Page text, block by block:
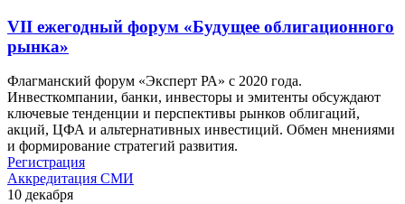
VII ежегодный форум «Будущее облигационного
рынка»
Флагманский форум «Эксперт РА» с 2020 года.
Инвесткомпании, банки, инвесторы и эмитенты обсуждают
ключевые тенденции и перспективы рынков облигаций,
акций, ЦФА и альтернативных инвестиций. Обмен мнениями
и формирование стратегий развития.
Регистрация
Аккредитация СМИ
10 декабря